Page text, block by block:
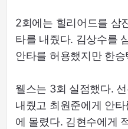
2회에는 힐리어드를 삼
타를 내줬다. 김상수를
안타를 허용했지만 한
웰스는 3회 실점했다.
내줬고 최원준에게 안
에 몰렸다. 김현수에게